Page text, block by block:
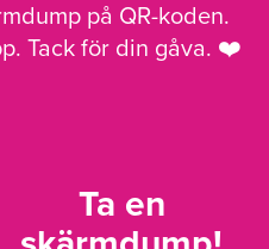
på QR-koden.
Tack för din gåva. ❤️
Ta en